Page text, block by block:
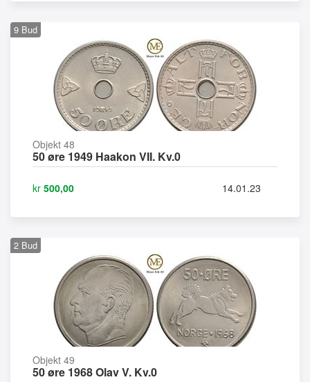
9 Bud
Objekt 48
50 øre 1949 Haakon VII. Kv.0
kr 500,00 14.01.23
2 Bud
Objekt 49
50 øre 1968 Olav V. Kv.0